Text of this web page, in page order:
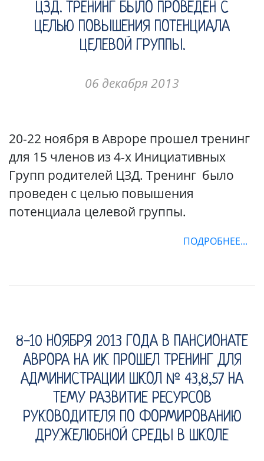
ЦЗД. ТРЕНИНГ БЫЛО ПРОВЕДЕН С
ЦЕЛЬЮ ПОВЫШЕНИЯ ПОТЕНЦИАЛА
ЦЕЛЕВОЙ ГРУППЫ.
06 декабря 2013
20-22 ноября в Авроре прошел тренинг
для 15 членов из 4-х Инициативных
Групп родителей ЦЗД. Тренинг было
проведен с целью повышения
потенциала целевой группы.
ПОДРОБНЕЕ...
8-10 НОЯБРЯ 2013 ГОДА В ПАНСИОНАТЕ
АВРОРА НА ИК ПРОШЕЛ ТРЕНИНГ ДЛЯ
АДМИНИСТРАЦИИ ШКОЛ № 43,8,57 НА
ТЕМУ РАЗВИТИЕ РЕСУРСОВ
РУКОВОДИТЕЛЯ ПО ФОРМИРОВАНИЮ
ДРУЖЕЛЮБНОЙ СРЕДЫ В ШКОЛЕ